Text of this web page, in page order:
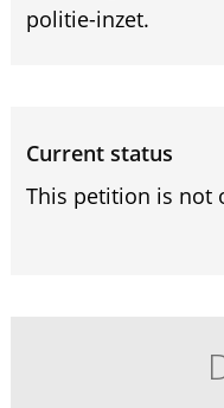
politie-inzet.
Current status
This petition is not